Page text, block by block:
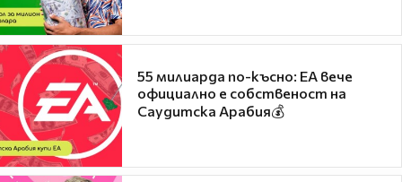
55 милиарда по-късно: EA вече
официално е собственост на
Саудитска Арабия💰